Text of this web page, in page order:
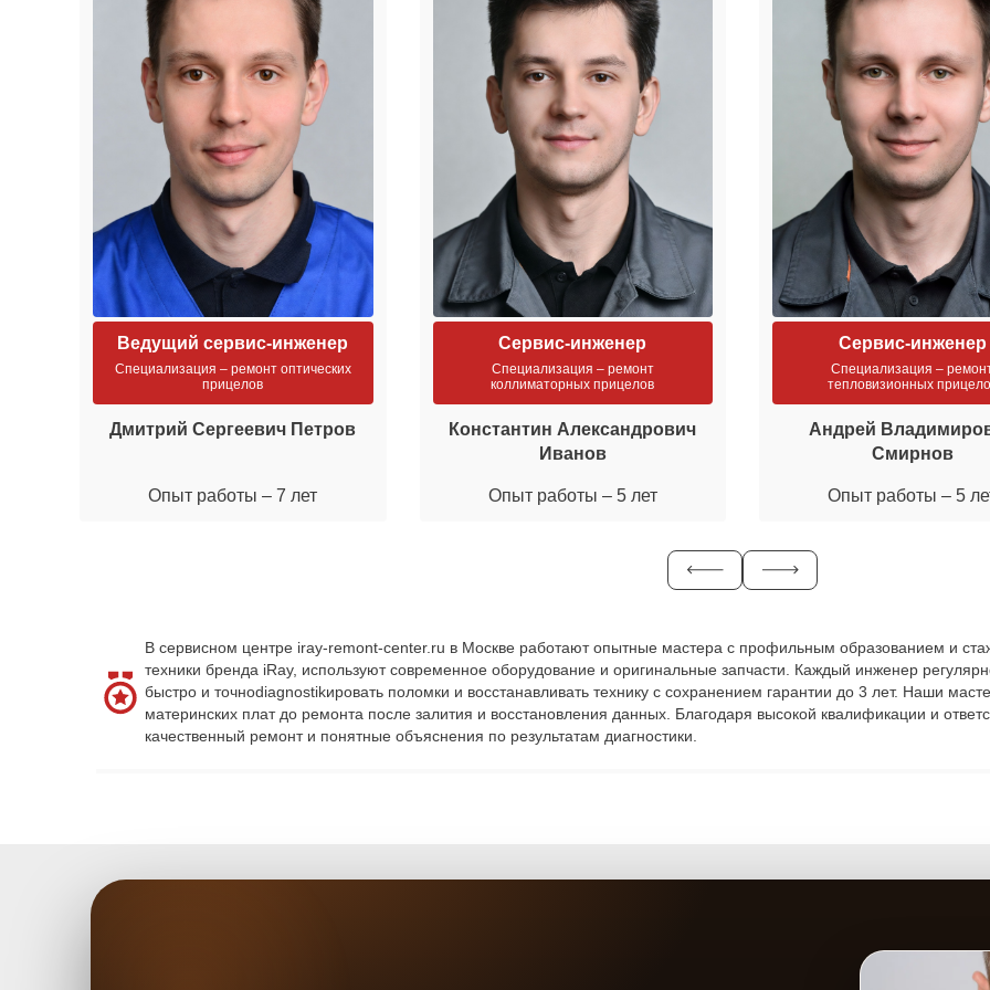
Ведущий сервис-инженер
Специализация – ремонт оптических
прицелов
Дмитрий Сергеевич Петров
Опыт работы – 7 лет
Сервис-инженер
Специализация – ремонт
коллиматорных прицелов
Константин Александрович
Иванов
Опыт работы – 5 лет
Сервис-инженер
Специализация –
тепловизионных
Андрей
Смирнов
Опыт работы – 5
В сервисном центре iray-remont-center.ru в Москве работают опытные мастера с профильным образованием и
техники бренда iRay, используют современное оборудование и оригинальные запчасти. Каждый инженер
быстро и точноdiagnostikировать поломки и восстанавливать технику с сохранением гарантии до 3 лет. Наши
материнских плат до ремонта после залития и восстановления данных. Благодаря высокой квалификации и
качественный ремонт и понятные объяснения по результатам диагностики.